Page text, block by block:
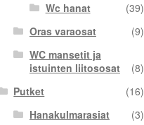
Wc hanat
(39)
Oras varaosat
(9)
WC mansetit ja
istuinten liitososat
(8)
Putket
(16)
Hanakulmarasiat
(3)